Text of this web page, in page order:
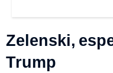
Zelenski,
Trump